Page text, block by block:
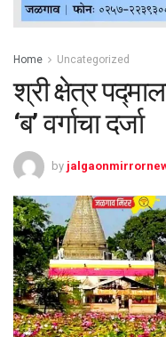
Home Uncategorized
श्री क्षेत्र
‘ब’ वर्गाचा दर्जा
by